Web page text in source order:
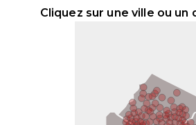
Cliquez sur une ville ou